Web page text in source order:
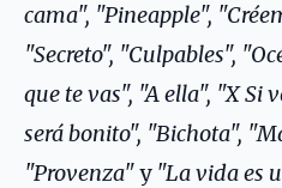
cama", "Pineapple",
"Secreto", "Culpables",
que te vas", "A ella", "X Si
será bonito", "Bichota",
"Provenza"y "La vida es